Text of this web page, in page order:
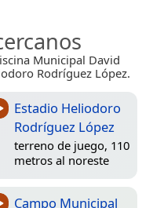
Municipal David
Rodríguez López.
Estadio Heliodoro
Rodríguez López
terreno de juego, 110
metros al noreste
Campo Municipal